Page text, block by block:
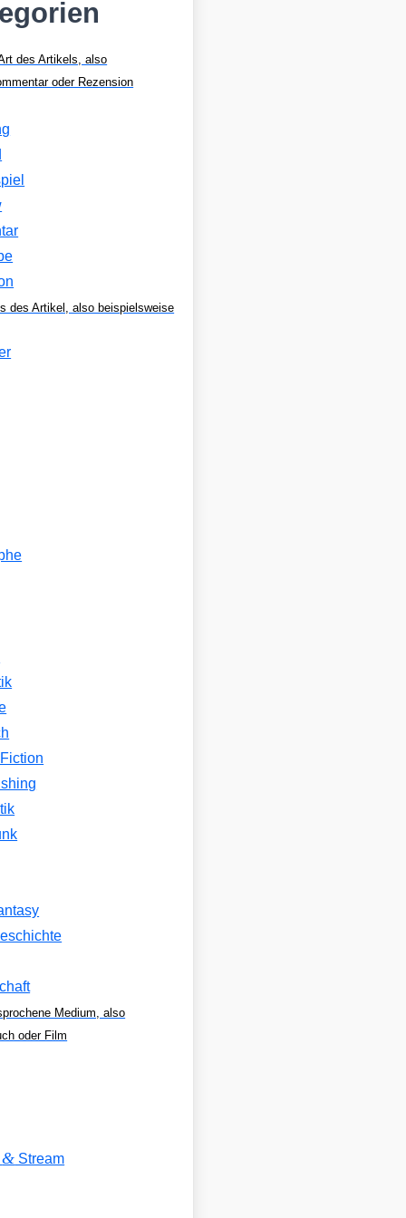
des Artikels, also
oder Rezension
des Artikel, also beispielsweise
Medium, also
oder Film
& Stream